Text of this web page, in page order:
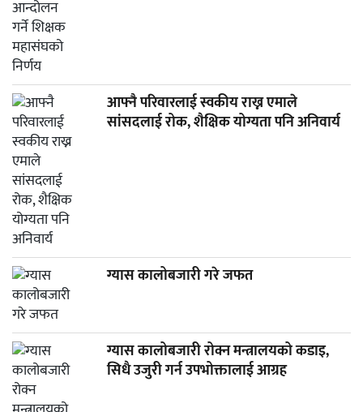
आफ्नै परिवारलाई स्वकीय राख्न एमाले
सांसदलाई रोक, शैक्षिक योग्यता पनि अनिवार्य
ग्यास कालोबजारी गरे जफत
ग्यास कालोबजारी रोक्न मन्त्रालयको कडाइ,
सिधै उजुरी गर्न उपभोक्तालाई आग्रह